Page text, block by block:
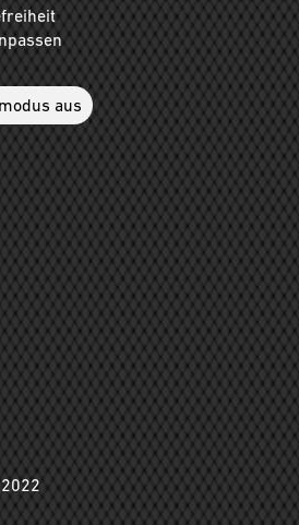
aus